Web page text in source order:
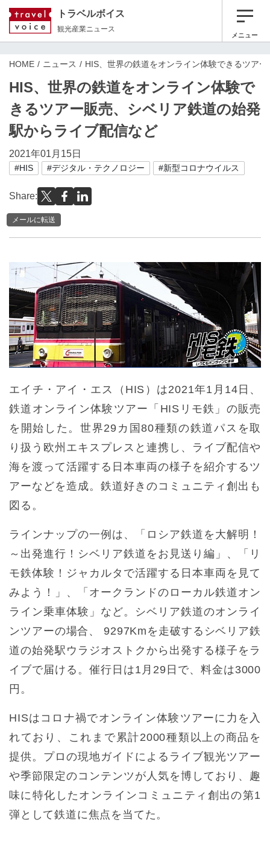
トラベルボイス
観光産業ニュース
メニュー
HOME ニュース HIS、世界の鉄道をオンライン体験できるツア
HIS、世界の鉄道をオンライン体験で
きるツアー販売、シベリア鉄道の始発
駅からライブ配信など
2021年01月15日
#HIS #デジタル・テクノロジー #新型コロナウイルス
Share:
メールに転送
エイチ・アイ・エス（HIS）は2021年1月14日、
鉄道オンライン体験ツアー「HISリモ鉄」の販売
を開始した。世界29カ国80種類の鉄道パスを取
り扱う欧州エキスプレスと連携し、ライブ配信や
海を渡って活躍する日本車両の様子を紹介するツ
アーなどを造成。鉄道好きのコミュニティ創出も
図る。
ラインナップの一例は、「ロシア鉄道を大解明！
～出発進行！シベリア鉄道をお見送り編」、「リ
モ鉄体験！ジャカルタで活躍する日本車両を見て
みよう！」、「オークランドのローカル鉄道オン
ライン乗車体験」など。シベリア鉄道のオンライ
ンツアーの場合、 9297Kmを走破するシベリア鉄
道の始発駅ウラジオストクから出発する様子をラ
イブで届ける。催行日は1月29日で、料金は3000
円。
HISはコロナ禍でオンライン体験ツアーに力を入
れており、これまで累計2000種類以上の商品を
提供。プロの現地ガイドによるライブ観光ツアー
や季節限定のコンテンツが人気を博しており、趣
味に特化したオンラインコミュニティ創出の第1
弾として鉄道に焦点を当てた。